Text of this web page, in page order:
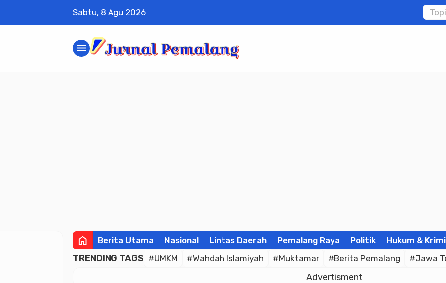
Sabtu, 8 Agu 2026
menu
home Berita Utama Nasional Lintas Daerah Pemalang Raya Politik Hukum &
TRENDING TAGS #UMKM #Wahdah Islamiyah #Muktamar #Berita Pemalang #Jawa
Advertisment